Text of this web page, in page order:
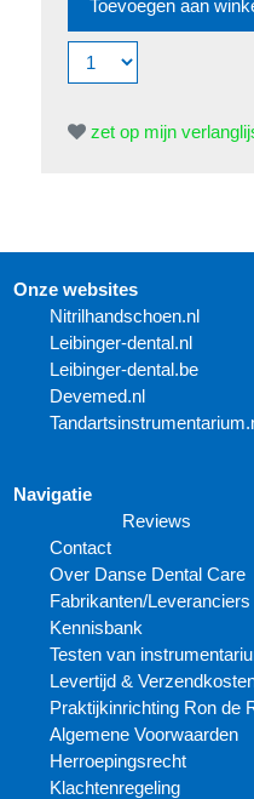
zet op mijn
Onze websites
Nitrilhandschoen.nl
Leibinger-dental.nl
Leibinger-dental.be
Devemed.nl
Navigatie
Reviews
Contact
Over Danse Dental Care
Fabrikanten/Leveranciers
Kennisbank
Testen van
Levertijd &
Praktijkinrichting Ron de
Algemene Voorwaarden
Herroepingsrecht
Klachtenregeling